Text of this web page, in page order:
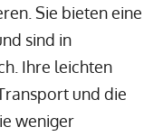
Sie bieten eine
sind in
Ihre leichten
und die
weniger